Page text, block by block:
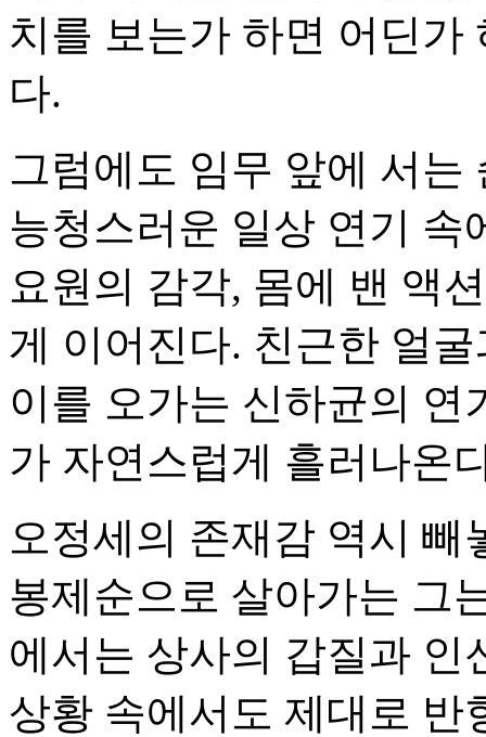
치를 보는가 하면 어딘가
다.
그럼에도 임무 앞에 서는
능청스러운 일상 연기 속
요원의 감각, 몸에 밴 액
게 이어진다. 친근한 얼
이를 오가는 신하균의 연
가 자연스럽게 흘러나온
오정세의 존재감 역시 빼
봉제순으로 살아가는 그
에서는 상사의 갑질과 인
상황 속에서도 제대로 반